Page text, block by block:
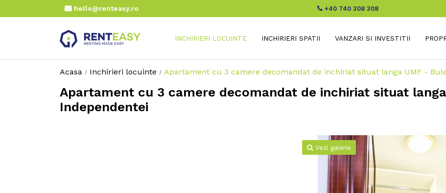
hello@renteasy.ro +40 740 308 308
INCHIRIERI LOCUINTE INCHIRIERI SPATII VANZARI SI INVESTITII
Acasa Inchirieri locuinte Apartament cu 3 camere decomandat de inchiriat situat langa UMF -
Apartament cu 3 camere decomandat de inchiriat situat
Independentei
Vezi galerie